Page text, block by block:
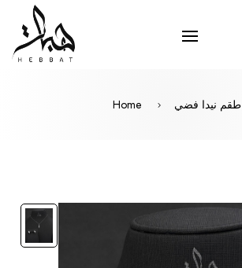
Home طقم نيدا فضي